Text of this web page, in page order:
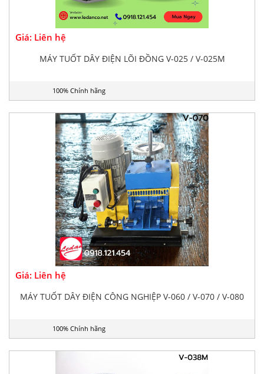
Giá: Liên hệ
MÁY TUỐT DÂY ĐIỆN LÕI ĐỒNG V-025 / V-025M
100% Chính hãng
Giá: Liên hệ
MÁY TUỐT DÂY ĐIỆN CÔNG NGHIỆP V-060 / V-070 / V-080
100% Chính hãng